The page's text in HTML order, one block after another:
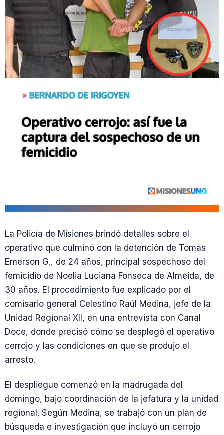
La Policía de Misiones brindó detalles sobre el
operativo que culminó con la detención de Tomás
Emerson G., de 24 años, principal sospechoso del
femicidio de Noelia Luciana Fonseca de Almeida, de
30 años. El procedimiento fue explicado por el
comisario general Celestino Raúl Medina, jefe de la
Unidad Regional XII, en una entrevista con Canal
Doce, donde precisó cómo se desplegó el operativo
cerrojo y las condiciones en que se produjo el
arresto.
El despliegue comenzó en la madrugada del
domingo, bajo coordinación de la jefatura y la unidad
regional. Según Medina, se trabajó con un plan de
búsqueda e investigación que incluyó un cerrojo